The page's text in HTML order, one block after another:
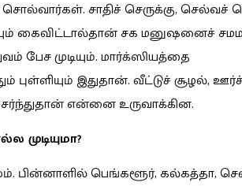
சொல்வார்கள். சாதிச் செருக்கு, செல்வச்
கைவிட்டால்தான் சக மனுஷனைச்
பேச முடியும். மார்க்ஸியத்தை
இதுதான். வீட்டுச் சூழல்,
என்னை உருவாக்கின.
பின்னாளில் பெங்களூர், கல்கத்தா,